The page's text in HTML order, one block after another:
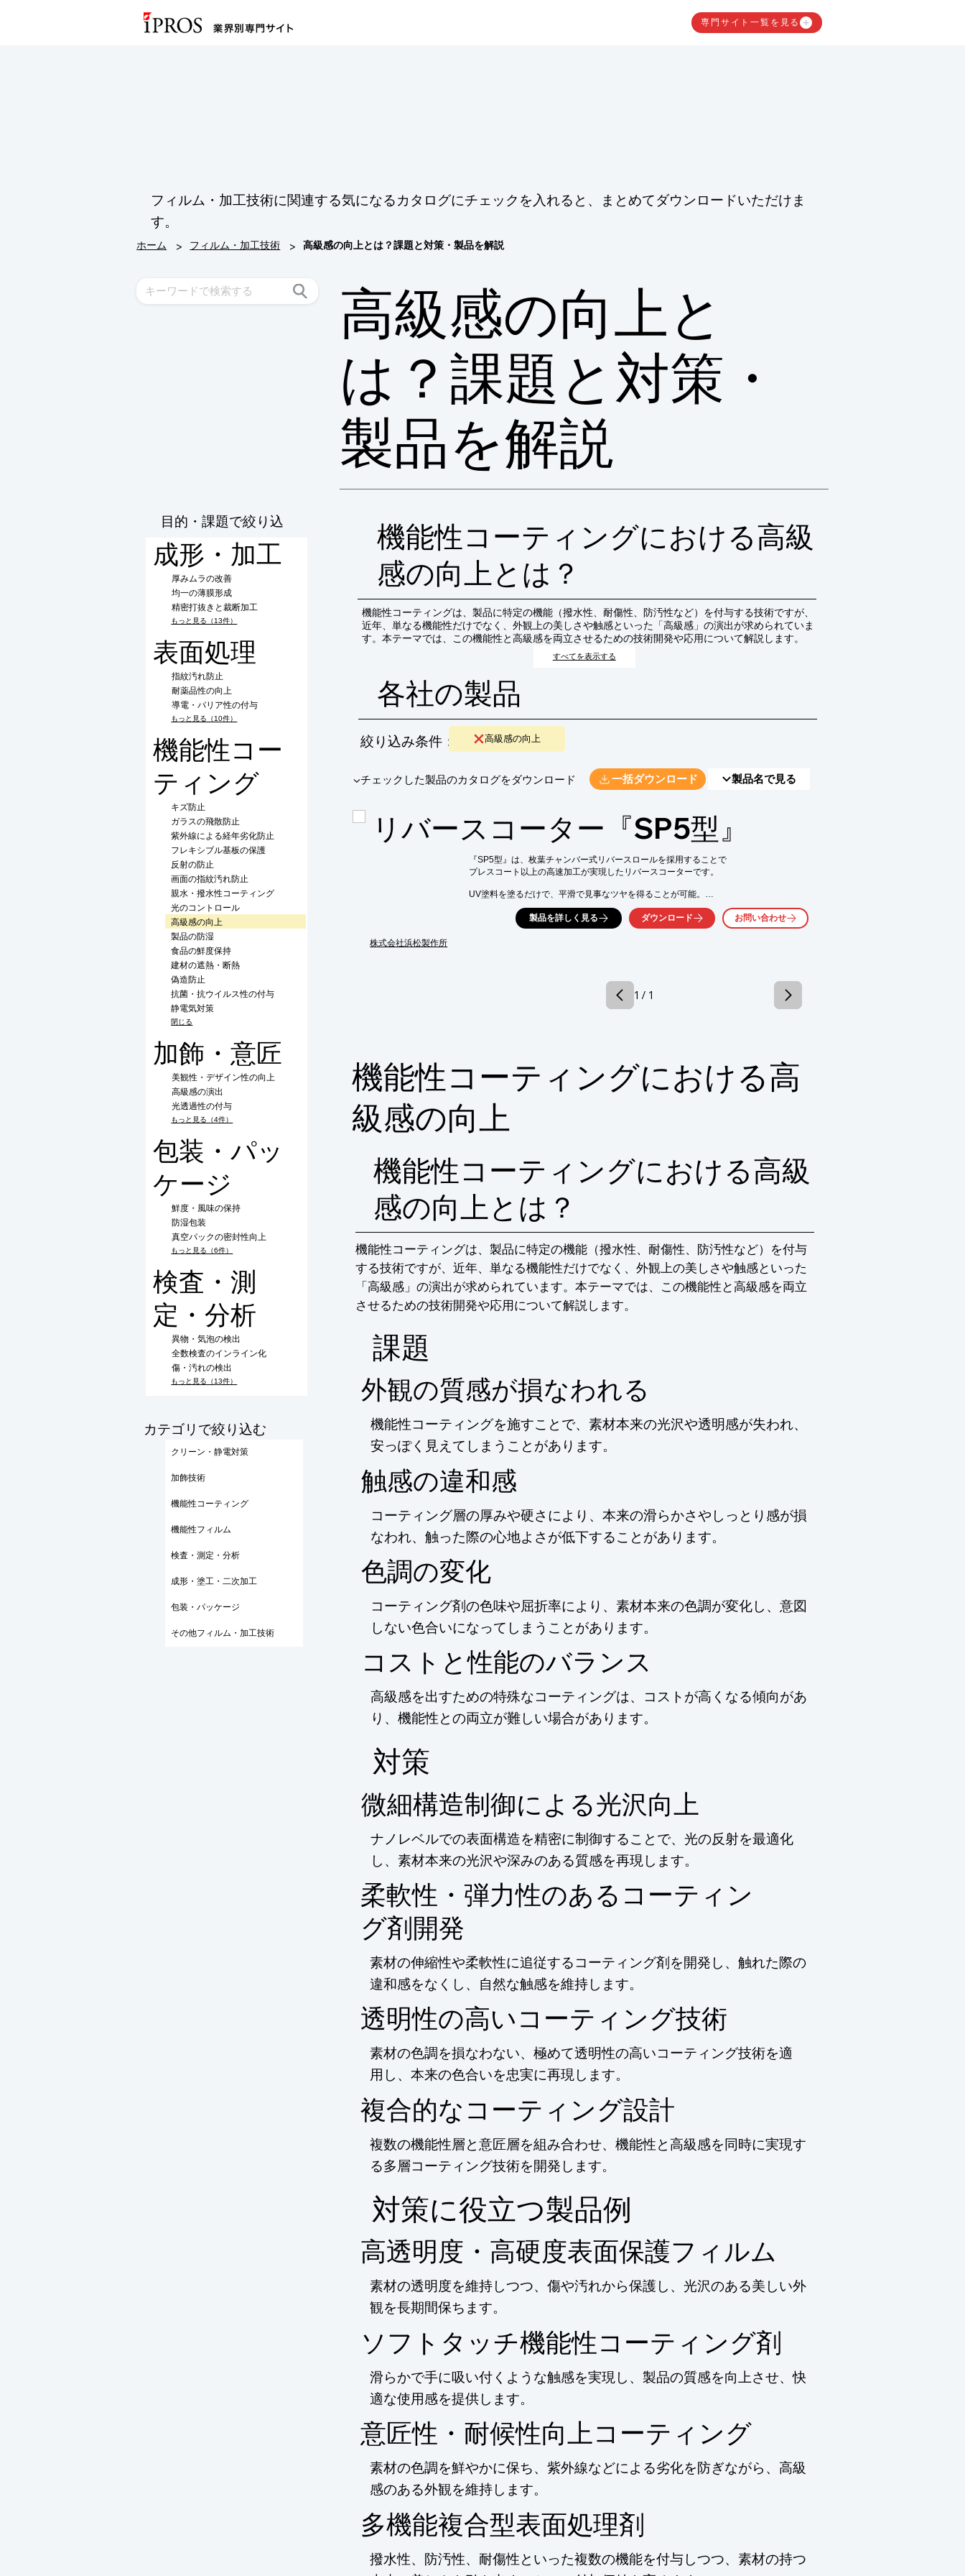
専門サイト一覧を見る
フィルム・加工技術に関連する気になるカタログにチェックを入れると、まとめてダウンロードいただけま
す。
ホーム > フィルム・加工技術 > 高級感の向上とは？課題と対策・製品を解説
高級感の向上と
は？課題と対策・
製品を解説
目的・課題で絞り込
む
成形・加工
厚みムラの改善
均一の薄膜形成
精密打抜きと裁断加工
もっと見る（13件）
表面処理
指紋汚れ防止
耐薬品性の向上
導電・バリア性の付与
もっと見る（10件）
機能性コー
ティング
キズ防止
ガラスの飛散防止
紫外線による経年劣化防止
フレキシブル基板の保護
反射の防止
画面の指紋汚れ防止
親水・撥水性コーティング
光のコントロール
高級感の向上
製品の防湿
食品の鮮度保持
建材の遮熱・断熱
偽造防止
抗菌・抗ウイルス性の付与
静電気対策
閉じる
加飾・意匠
美観性・デザイン性の向上
高級感の演出
光透過性の付与
もっと見る（4件）
包装・パッ
ケージ
鮮度・風味の保持
防湿包装
真空パックの密封性向上
もっと見る（6件）
検査・測
定・分析
異物・気泡の検出
全数検査のインライン化
傷・汚れの検出
もっと見る（13件）
​カテゴリで絞り込む
クリーン・静電対策
加飾技術
機能性コーティング
機能性フィルム
検査・測定・分析
成形・塗工・二次加工
包装・パッケージ
その他フィルム・加工技術
機能性コーティングにおける高級
感の向上とは？
機能性コーティングは、製品に特定の機能（撥水性、耐傷性、防汚性など）を付与する技術ですが、
近年、単なる機能性だけでなく、外観上の美しさや触感といった「高級感」の演出が求められていま
す。本テーマでは、この機能性と高級感を両立させるための技術開発や応用について解説します。
すべてを表示する
各社の製品
絞り込み条件： 高級感の向上
​▼チェックした製品のカタログをダウンロード 一括ダウンロード 製品名で見る
リバースコーター『SP5型』
株式会社浜松製作所
『SP5型』は、枚葉チャンバー式リバースロールを採用することで
プレスコート以上の高速加工が実現したリバースコーターです。
UV塗料を塗るだけで、平滑で見事なツヤを得ることが可能。
UV以外の塗料も使用可能です。
A3サイズより小さい紙寸法にも対応できます。
・1コータータイプ：(L)8000×(W)1800×(H)1750mm
※詳しくはPDFをダウンロードしていただくか、お気軽にお問い合わせください。
製品を詳しく見る ダウンロード お問い合わせ
1 / 1
機能性コーティングにおける高
級感の向上
機能性コーティングにおける高級
感の向上とは？
機能性コーティングは、製品に特定の機能（撥水性、耐傷性、防汚性など）を付与
する技術ですが、近年、単なる機能性だけでなく、外観上の美しさや触感といった
「高級感」の演出が求められています。本テーマでは、この機能性と高級感を両立
させるための技術開発や応用について解説します。
​課題
外観の質感が損なわれる
機能性コーティングを施すことで、素材本来の光沢や透明感が失われ、
安っぽく見えてしまうことがあります。
触感の違和感
コーティング層の厚みや硬さにより、本来の滑らかさやしっとり感が損
なわれ、触った際の心地よさが低下することがあります。
色調の変化
コーティング剤の色味や屈折率により、素材本来の色調が変化し、意図
しない色合いになってしまうことがあります。
コストと性能のバランス
高級感を出すための特殊なコーティングは、コストが高くなる傾向があ
り、機能性との両立が難しい場合があります。
​対策
微細構造制御による光沢向上
ナノレベルでの表面構造を精密に制御することで、光の反射を最適化
し、素材本来の光沢や深みのある質感を再現します。
柔軟性・弾力性のあるコーティン
グ剤開発
素材の伸縮性や柔軟性に追従するコーティング剤を開発し、触れた際の
違和感をなくし、自然な触感を維持します。
透明性の高いコーティング技術
素材の色調を損なわない、極めて透明性の高いコーティング技術を適
用し、本来の色合いを忠実に再現します。
複合的なコーティング設計
複数の機能性層と意匠層を組み合わせ、機能性と高級感を同時に実現す
る多層コーティング技術を開発します。
​対策に役立つ製品例
高透明度・高硬度表面保護フィルム
素材の透明度を維持しつつ、傷や汚れから保護し、光沢のある美しい外
観を長期間保ちます。
ソフトタッチ機能性コーティング剤
滑らかで手に吸い付くような触感を実現し、製品の質感を向上させ、快
適な使用感を提供します。
意匠性・耐候性向上コーティング
素材の色調を鮮やかに保ち、紫外線などによる劣化を防ぎながら、高級
感のある外観を維持します。
多機能複合型表面処理剤
撥水性、防汚性、耐傷性といった複数の機能を付与しつつ、素材の持つ